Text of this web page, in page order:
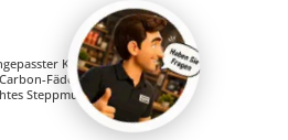
Körperzonen-Steppung
Fäden
Steppmuster